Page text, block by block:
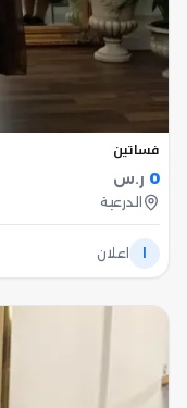
فساتين
0 ر.س
الدرعية
اعلان